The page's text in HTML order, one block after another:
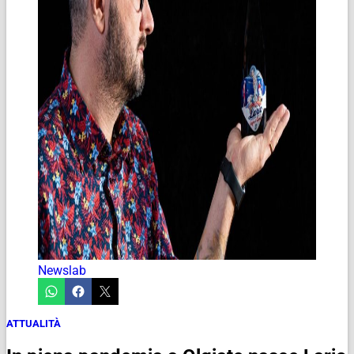
Newslab
ATTUALITÀ